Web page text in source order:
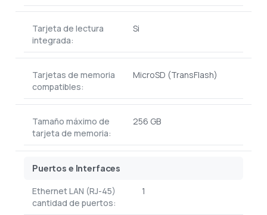
Tarjeta de lectura
integrada:
Si
Tarjetas de memoria
compatibles:
MicroSD (TransFlash)
Tamaño máximo de
tarjeta de memoria:
256 GB
Puertos e Interfaces
Ethernet LAN (RJ-45)
cantidad de puertos:
1